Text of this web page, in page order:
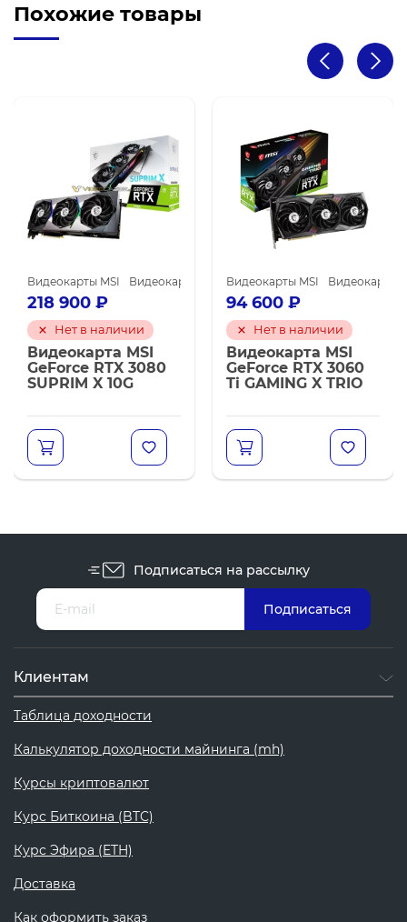
Похожие товары
NVIDIA для майнинга
NVIDIA GeForce RTX 3070 Видеокарты NVIDIA для майнинга
Видеокарты MSI Видеокарты NVIDIA GeForce RTX 3080
218 900 ₽
Нет в наличии
Видеокарта MSI
GeForce RTX 3080
SUPRIM X 10G
Видеокарты MSI Видеокарты
94 600 ₽
Нет в наличии
Видеокарта MSI
GeForce RTX 3060
Ti GAMING X TRIO
Подписаться на рассылку
Клиентам
Таблица доходности
Калькулятор доходности майнинга (mh)
Курсы криптовалют
Курс Биткоина (BTC)
Курс Эфира (ETH)
Доставка
Как оформить заказ